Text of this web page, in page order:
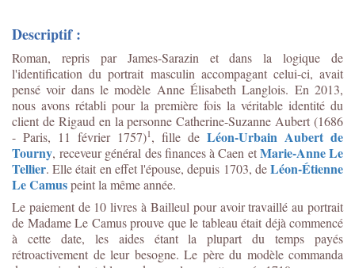
Descriptif :
Roman, repris par James-Sarazin et dans la logique de
l'identification du portrait masculin accompagant celui-ci, avait
pensé voir dans le modèle Anne Élisabeth Langlois. En 2013,
nous avons rétabli pour la première fois la véritable identité du
client de Rigaud en la personne Catherine-Suzanne Aubert (1686
- Paris, 11 février 1757)1, fille de Léon-Urbain Aubert de
Tourny, receveur général des finances à Caen etMarie-Anne Le
Tellier. Elle était en effet l'épouse, depuis 1703, deLéon-Étienne
Le Camuspeint la même année.
Le paiement de 10 livres à Bailleul pour avoir travaillé au portrait
de Madame Le Camus prouve que le tableau était déjà commencé
à cette date, les aides étant la plupart du temps payés
rétroactivement de leur besogne. Le père du modèle commanda